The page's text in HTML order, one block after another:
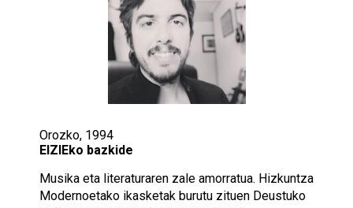
Orozko, 1994
EIZIEko bazkide
Musika eta literaturaren zale amorratua. Hizkuntza
Modernoetako ikasketak burutu zituen Deustuko